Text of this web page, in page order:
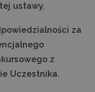
ustawy.
za
z
Uczestnika.